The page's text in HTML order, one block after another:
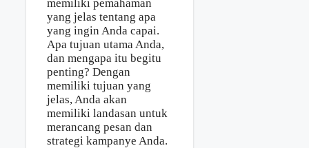
memiliki pemahaman
yang jelas tentang apa
yang ingin Anda capai.
Apa tujuan utama Anda,
dan mengapa itu begitu
penting? Dengan
memiliki tujuan yang
jelas, Anda akan
memiliki landasan untuk
merancang pesan dan
strategi kampanye Anda.